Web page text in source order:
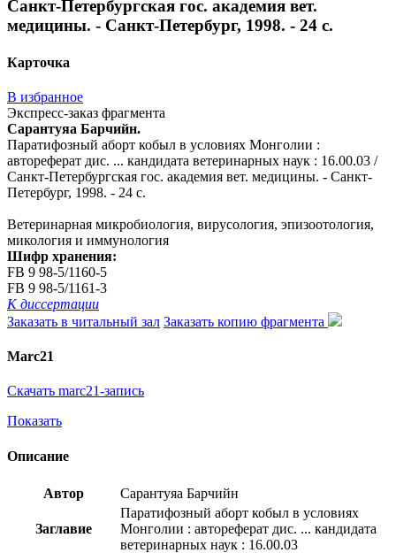
Санкт-Петербургская гос. академия вет.
медицины. - Санкт-Петербург, 1998. - 24 с.
Карточка
В избранное
Экспресс-заказ фрагмента
Сарантуяа Барчийн.
Паратифозный аборт кобыл в условиях Монголии :
автореферат дис. ... кандидата ветеринарных наук : 16.00.03 /
Санкт-Петербургская гос. академия вет. медицины. - Санкт-
Петербург, 1998. - 24 с.
Ветеринарная микробиология, вирусология, эпизоотология,
микология и иммунология
Шифр хранения:
FB 9 98-5/1160-5
FB 9 98-5/1161-3
К диссертации
Заказать в читальный зал Заказать копию фрагмента
Marc21
Скачать marc21-запись
Показать
Описание
Автор Сарантуяа Барчийн
Заглавие
Паратифозный аборт кобыл в условиях
Монголии : автореферат дис. ... кандидата
ветеринарных наук : 16.00.03